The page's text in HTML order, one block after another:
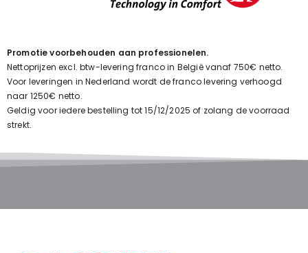
Promotie voorbehouden aan professionelen.
Nettoprijzen excl. btw-levering franco in België vanaf 750€ netto.
Voor leveringen in Nederland wordt de franco levering verhoogd
naar 1250€ netto.
Geldig voor iedere bestelling tot 15/12/2025 of zolang de voorraad
strekt.